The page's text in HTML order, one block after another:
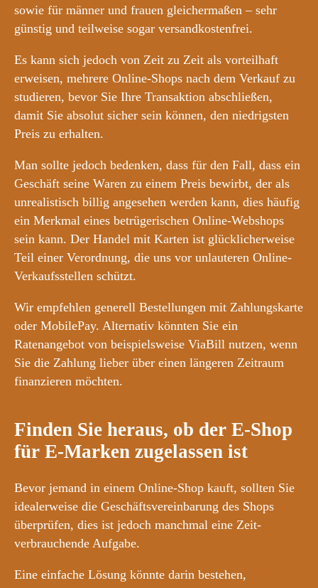
sowie für männer und frauen gleichermaßen – sehr
günstig und teilweise sogar versandkostenfrei.
Es kann sich jedoch von Zeit zu Zeit als vorteilhaft
erweisen, mehrere Online-Shops nach dem Verkauf zu
studieren, bevor Sie Ihre Transaktion abschließen,
damit Sie absolut sicher sein können, den niedrigsten
Preis zu erhalten.
Man sollte jedoch bedenken, dass für den Fall, dass ein
Geschäft seine Waren zu einem Preis bewirbt, der als
unrealistisch billig angesehen werden kann, dies häufig
ein Merkmal eines betrügerischen Online-Webshops
sein kann. Der Handel mit Karten ist glücklicherweise
Teil einer Verordnung, die uns vor unlauteren Online-
Verkaufsstellen schützt.
Wir empfehlen generell Bestellungen mit Zahlungskarte
oder MobilePay. Alternativ könnten Sie ein
Ratenangebot von beispielsweise ViaBill nutzen, wenn
Sie die Zahlung lieber über einen längeren Zeitraum
finanzieren möchten.
Finden Sie heraus, ob der E-Shop
für E-Marken zugelassen ist
Bevor jemand in einem Online-Shop kauft, sollten Sie
idealerweise die Geschäftsvereinbarung des Shops
überprüfen, dies ist jedoch manchmal eine Zeit-
verbrauchende Aufgabe.
Eine einfache Lösung könnte darin bestehen,